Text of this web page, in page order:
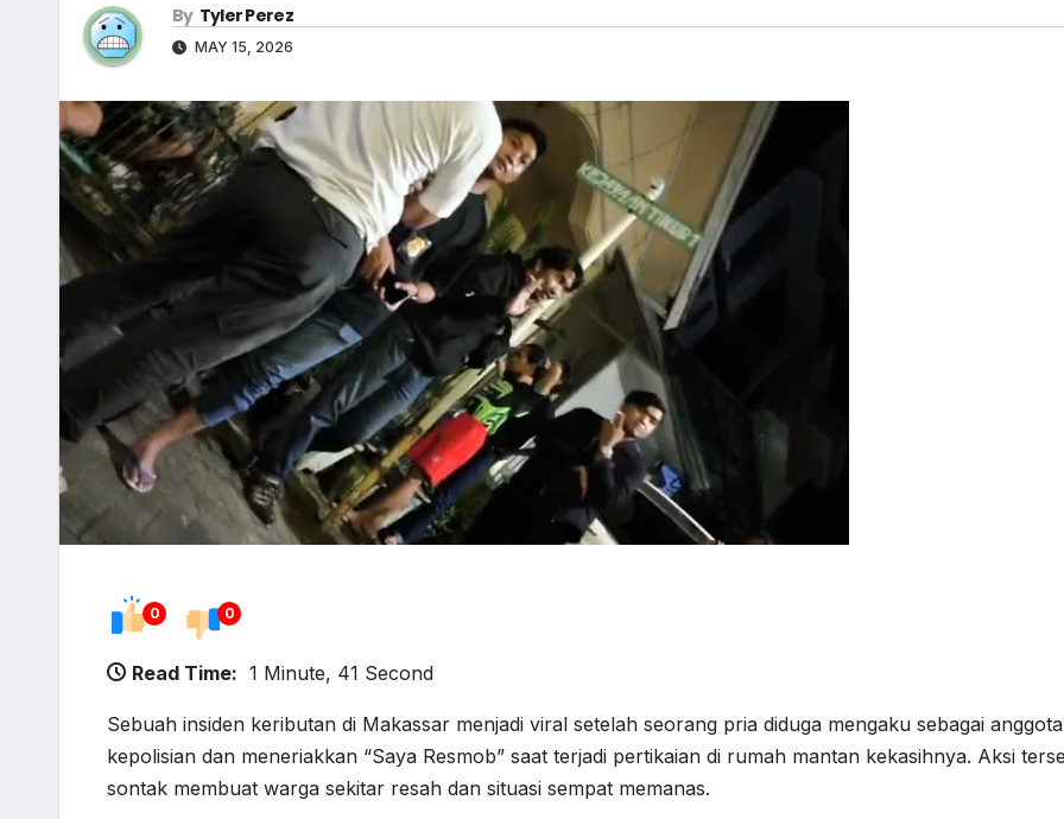
By Tyler Perez
MAY 15, 2026
0 0
Read Time: 1 Minute, 41 Second
Sebuah insiden keributan di Makassar menjadi viral setelah seorang pria diduga mengaku sebagai anggota
kepolisian dan meneriakkan “Saya Resmob” saat terjadi pertikaian di rumah mantan kekasihnya. Aksi
sontak membuat warga sekitar resah dan situasi sempat memanas.